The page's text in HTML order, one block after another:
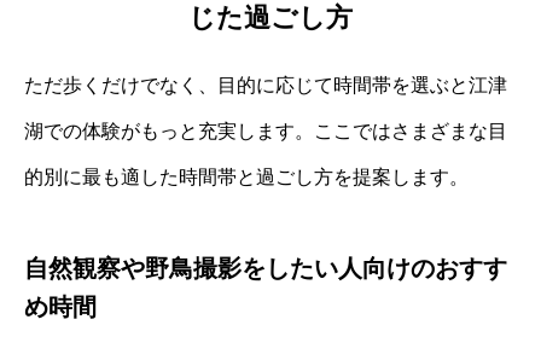
じた過ごし方
ただ歩くだけでなく、目的に応じて時間帯を選ぶと江津
湖での体験がもっと充実します。ここではさまざまな目
的別に最も適した時間帯と過ごし方を提案します。
自然観察や野鳥撮影をしたい人向けのおすす
め時間